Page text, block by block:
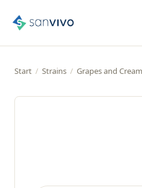
Start / Strains / Grapes and Cream